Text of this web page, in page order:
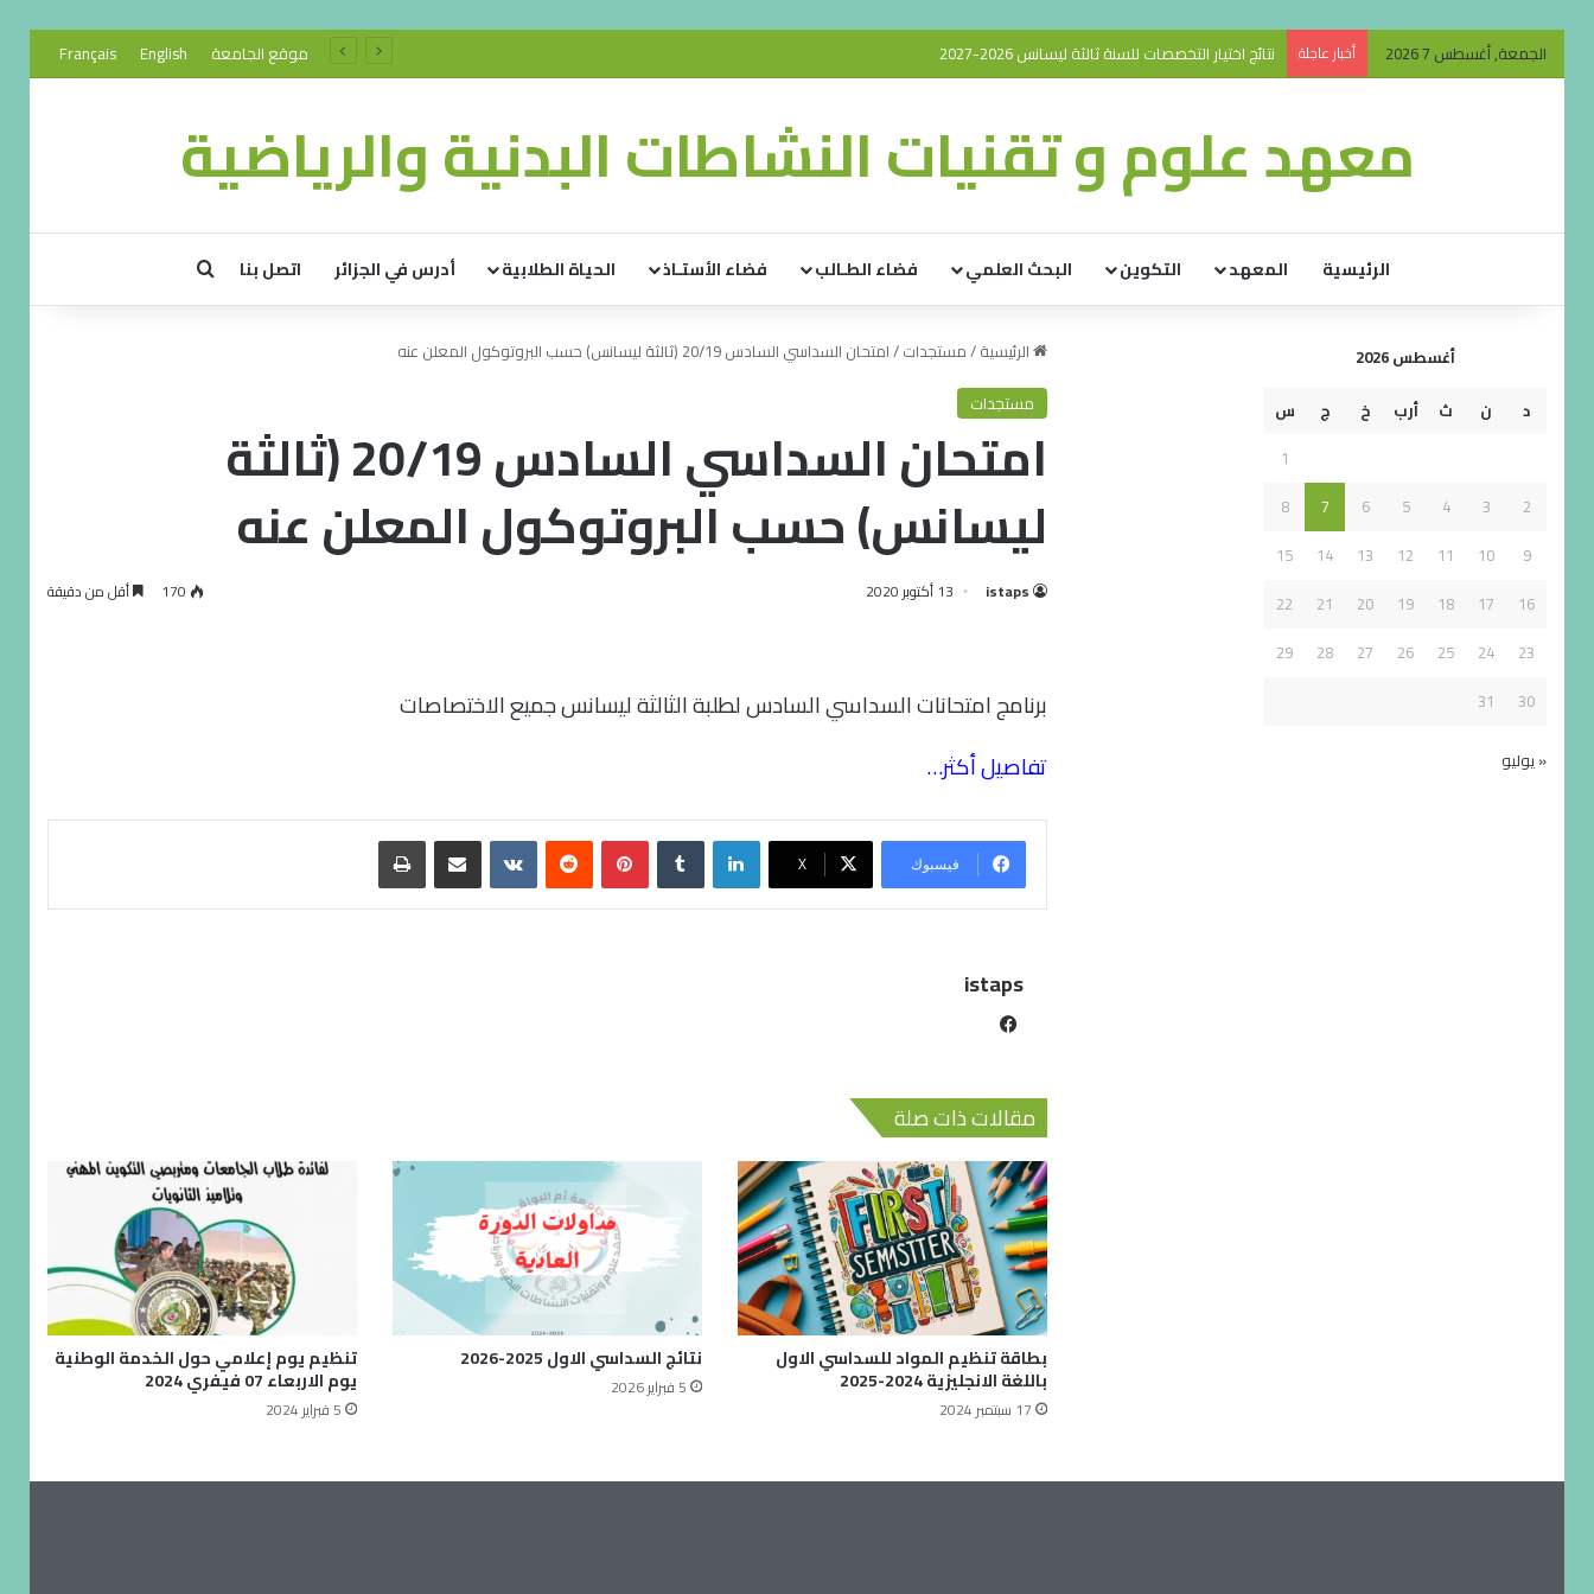
الجمعة, أغسطس 7 2026 أخبار عاجلة نتائج اختيار التخصصات للسنة ثالثة ليسانس 2026-2027 موقع الجامعة English
Français
معهد علوم و تقنيات النشاطات البدنية والرياضية
الرئيسية المعهد التكوين البحث العلمي فضاء الطـالب فضاء الأستـاذ الحياة الطلابية أدرس في الجزائر اتصل بنا
الرئيسية/مستجدات/امتحان السداسي السادس 20/19 (ثالثة ليسانس) حسب البروتوكول المعلن عنه
مستجدات
امتحان السداسي السادس 20/19 (ثالثة
ليسانس) حسب البروتوكول المعلن عنه
istaps 13 أكتوبر 2020 170 أقل من دقيقة
برنامج امتحانات السداسي السادس لطلبة الثالثة ليسانس جميع الاختصاصات
تفاصيل أكثر…
فيسبوك X
istaps
مقالات ذات صلة
بطاقة تنظيم المواد للسداسي الاول
باللغة الانجليزية 2024-2025
17 سبتمبر 2024
نتائج السداسي الاول 2025-2026
5 فبراير 2026
تنظيم يوم إعلامي حول الخدمة الوطنية
يوم الاربعاء 07 فيفري 2024
5 فبراير 2024
أغسطس 2026
د
ن ث أرب خ ج
س
1
2
3
4
5
6
7
8
9
10
11
12
13
14
15
16
17
18
19
20
21
22
23
24
25
26
27
28
29
30
31
« يوليو